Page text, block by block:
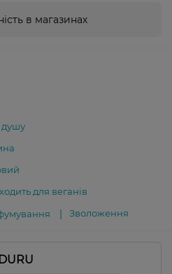
в магазинах
душу
для веганів
Зволоження
DURU